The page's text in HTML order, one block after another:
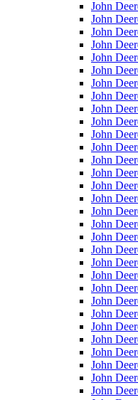
John
John
John
John
John
John
John
John
John
John
John
John
John
John
John
John
John
John
John
John
John
John
John
John
John
John
John
John
John
John
John